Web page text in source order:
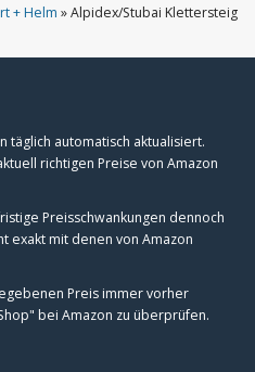
+ Helm »Alpidex/Stubai Klettersteig
automatisch aktualisiert.
richtigen Preise von Amazon
Preisschwankungen dennoch
exakt mit denen von Amazon
Preis immer vorher
bei Amazon zu überprüfen.